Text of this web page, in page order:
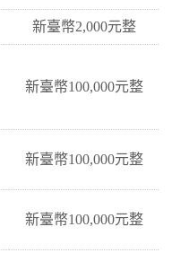
新臺幣2,000元整
新臺幣100,000元整
新臺幣100,000元整
新臺幣100,000元整